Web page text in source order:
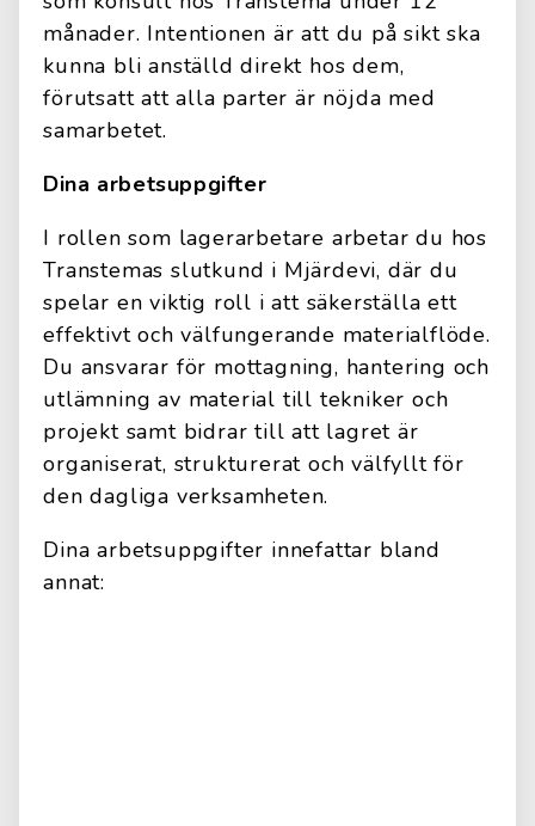
månader. Intentionen är att du på sikt ska
kunna bli anställd direkt hos dem,
förutsatt att alla parter är nöjda med
samarbetet.
Dina arbetsuppgifter
I rollen som lagerarbetare arbetar du hos
Transtemas slutkund i Mjärdevi, där du
spelar en viktig roll i att säkerställa ett
effektivt och välfungerande materialflöde.
Du ansvarar för mottagning, hantering och
utlämning av material till tekniker och
projekt samt bidrar till att lagret är
organiserat, strukturerat och välfyllt för
den dagliga verksamheten.
Dina arbetsuppgifter innefattar bland
annat: